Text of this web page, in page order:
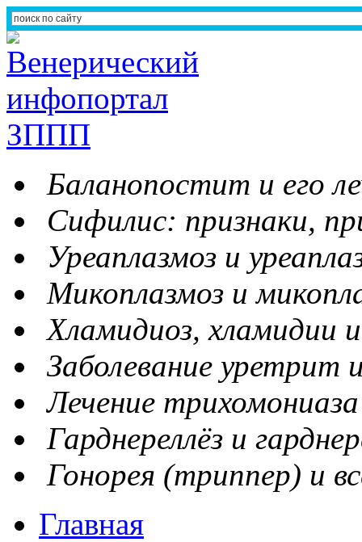
Баланопостит и его
Сифилис: признаки,
Уреаплазмоз и
Микоплазмоз и
Хламидиоз, хламидии
Заболевание уретрит
Лечение
Гарднереллёз и
Гонорея (триппер) и
Главная